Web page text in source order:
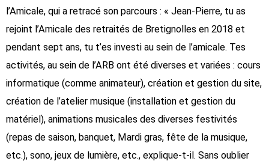
l’Amicale, qui a retracé son parcours : « Jean-Pierre, tu as
rejoint l’Amicale des retraités de Bretignolles en 2018 et
pendant sept ans, tu t’es investi au sein de l’amicale. Tes
activités, au sein de l’ARB ont été diverses et variées : cours
informatique (comme animateur), création et gestion du site,
création de l’atelier musique (installation et gestion du
matériel), animations musicales des diverses festivités
(repas de saison, banquet, Mardi gras, fête de la musique,
etc.), sono, jeux de lumière, etc., explique-t-il. Sans oublier